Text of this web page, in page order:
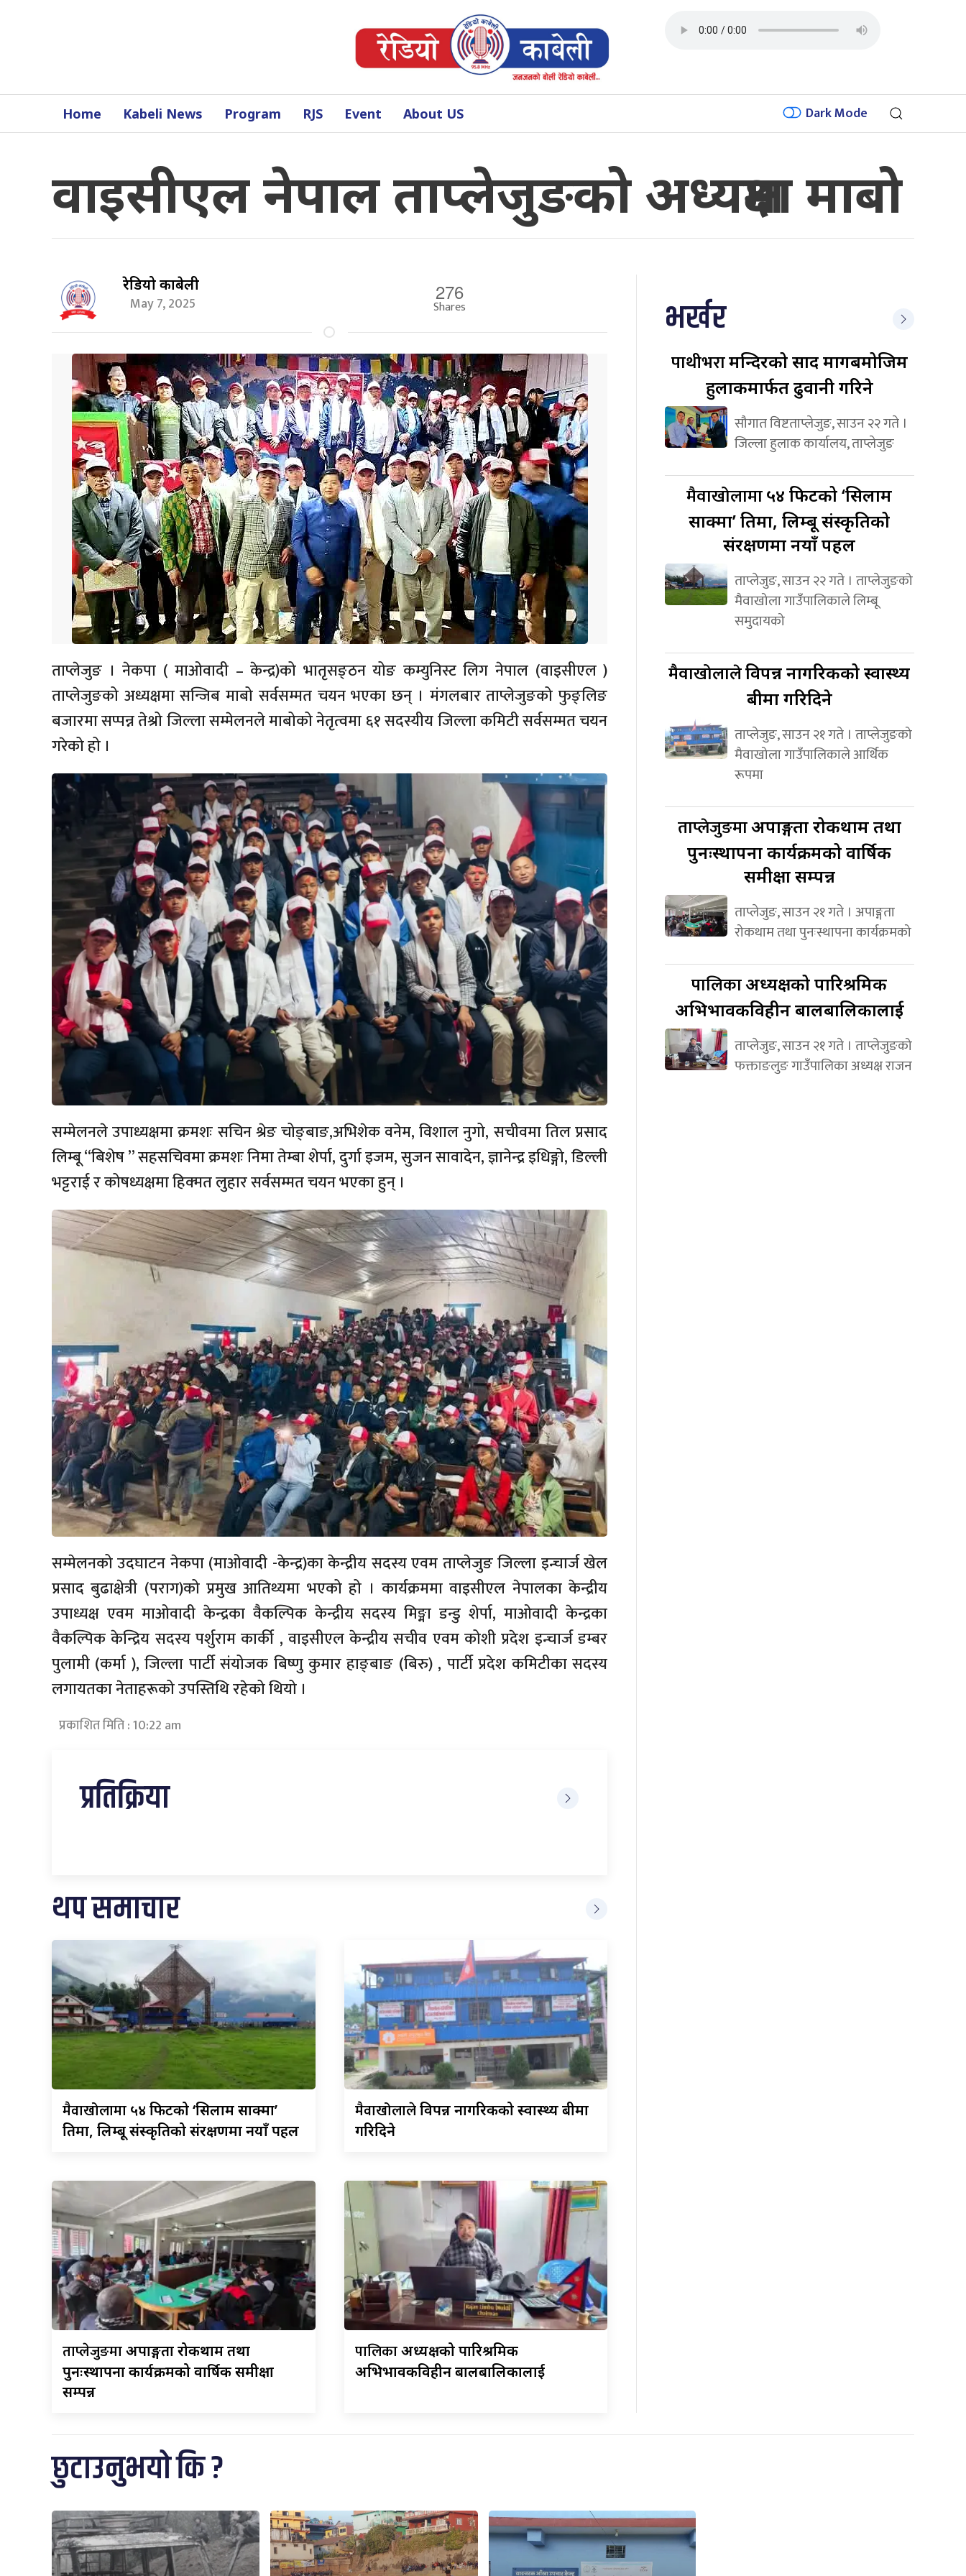
Home Kabeli News Program RJS Event About US Dark Mode
वाइसीएल नेपाल ताप्लेजुङको अध्यक्षमा माबो
रेडियो काबेली
May 7, 2025
276
Shares
ताप्लेजुङ । नेकपा ( माओवादी – केन्द्र)को भातृसङ्ठन योङ कम्युनिस्ट लिग नेपाल (वाइसीएल )
ताप्लेजुङको अध्यक्षमा सन्जिब माबो सर्वसम्मत चयन भएका छन् । मंगलबार ताप्लेजुङको फुङ्लिङ
बजारमा सप्पन्न तेश्रो जिल्ला सम्मेलनले माबोको नेतृत्वमा ६१ सदस्यीय जिल्ला कमिटी सर्वसम्मत चयन
गरेको हो ।
सम्मेलनले उपाध्यक्षमा क्रमशः सचिन श्रेङ चोङ्बाङ,अभिशेक वनेम, विशाल नुगो, सचीवमा तिल प्रसाद
लिम्बू “बिशेष ” सहसचिवमा क्रमशः निमा तेम्बा शेर्पा, दुर्गा इजम, सुजन सावादेन, ज्ञानेन्द्र इधिङ्गो, डिल्ली
भट्टराई र कोषध्यक्षमा हिक्मत लुहार सर्वसम्मत चयन भएका हुन् ।
सम्मेलनको उदघाटन नेकपा (माओवादी -केन्द्र)का केन्द्रीय सदस्य एवम ताप्लेजुङ जिल्ला इन्चार्ज खेल
प्रसाद बुढाक्षेत्री (पराग)को प्रमुख आतिथ्यमा भएको हो । कार्यक्रममा वाइसीएल नेपालका केन्द्रीय
उपाध्यक्ष एवम माओवादी केन्द्रका वैकल्पिक केन्द्रीय सदस्य मिङ्मा डन्डु शेर्पा, माओवादी केन्द्रका
वैकल्पिक केन्द्रिय सदस्य पर्शुराम कार्की , वाइसीएल केन्द्रीय सचीव एवम कोशी प्रदेश इन्चार्ज डम्बर
पुलामी (कर्मा ), जिल्ला पार्टी संयोजक बिष्णु कुमार हाङ्बाङ (बिरु) , पार्टी प्रदेश कमिटीका सदस्य
लगायतका नेताहरूको उपस्तिथि रहेको थियो ।
प्रकाशित मिति : 10:22 am
प्रतिक्रिया
थप समाचार
मैवाखोलामा ५४ फिटको ‘सिलाम साक्मा’
प्रतिमा, लिम्बू संस्कृतिको संरक्षणमा नयाँ पहल
मैवाखोलालेविपन्न नागरिकको स्वास्थ्य बीमा
गरिदिने
ताप्लेजुङमाअपाङ्गता रोकथाम तथा
पुनःस्थापना कार्यक्रमको वार्षिक समीक्षा
सम्पन्न
पालिकाअध्यक्षको पारिश्रमिक
अभिभावकविहीन बालबालिकालाई
भर्खर
पाथीभरामन्दिरको प्रसाद मागबमोजिम
हुलाकमार्फत ढुवानी गरिने
सौगात विष्टताप्लेजुङ, साउन २२ गते ।
जिल्ला हुलाक कार्यालय, ताप्लेजुङ
मैवाखोलामा५४ फिटको ‘सिलाम
साक्मा’ प्रतिमा, लिम्बू संस्कृतिको
संरक्षणमा नयाँ पहल
ताप्लेजुङ, साउन २२ गते । ताप्लेजुङको
मैवाखोला गाउँपालिकाले लिम्बू
समुदायको
मैवाखोलालेविपन्न नागरिकको स्वास्थ्य
बीमा गरिदिने
ताप्लेजुङ, साउन २१ गते । ताप्लेजुङको
मैवाखोला गाउँपालिकाले आर्थिक
रूपमा
ताप्लेजुङमाअपाङ्गता रोकथाम तथा
पुनःस्थापना कार्यक्रमको वार्षिक
समीक्षा सम्पन्न
ताप्लेजुङ, साउन २१ गते । अपाङ्गता
रोकथाम तथा पुनःस्थापना कार्यक्रमको
पालिकाअध्यक्षको पारिश्रमिक
अभिभावकविहीन बालबालिकालाई
ताप्लेजुङ, साउन २१ गते । ताप्लेजुङको
फक्ताङलुङ गाउँपालिका अध्यक्ष राजन
छुटाउनुभयो कि ?